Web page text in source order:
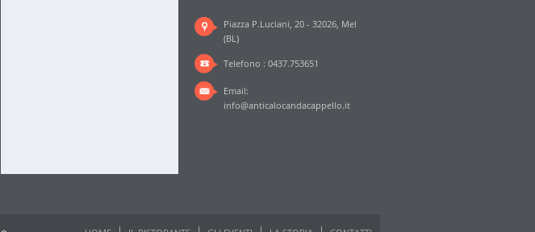
Piazza P.Luciani, 20 - 32026, Mel
(BL)
Telefono : 0437.753651
Email:
info@anticalocandacappello.it